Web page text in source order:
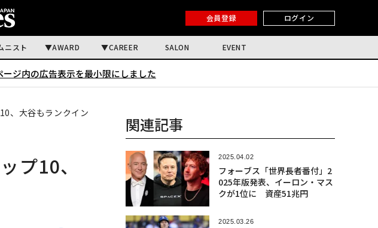
会員登録 ログイン
ニスト AWARD CAREER SALON EVENT
ージ内の広告表示を最小限にしました
、大谷もランクイン
プ10、
関連記事
2025.04.02
フォーブス「世界長者番付」2
025年版発表、イーロン・マス
クが1位に 資産51兆円
2025.03.26